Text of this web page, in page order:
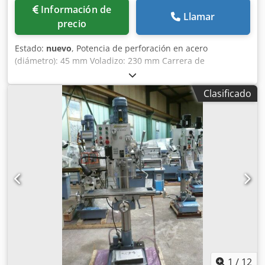
Información de
precio
Llamar
Estado: nuevo, Potencia de perforación en acero
(diámetro): 45 mm Voladizo: 230 mm Carrera de
perforación: 125 mm Cono del husillo: ISO 30 Velocidades
del husillo: 75 - 1600 rpm Diámetro máximo de la fresa: 80
mm Recorrido transversal de la mesa: 560 mm Chodpfx
Aiofg U S Tjdja Recorrido longitudinal de la mesa: 230 mm
Superficie de sujeción de la mesa: 800 x 240 mm Distancia
máxima entre la mesa de trabajo y la nariz del husillo: 460
mm Tensión de conexión: 230 V Consumo total de energía:
1,1 kW Peso de la máquina: aproximadamente 320 kg
Espacio necesario: aproximadamente 1,0 x 0,8 x 1,45 m
Equipamiento: Portabrocas con cono ISO-30 Indicador
digital de profundidad Interruptor de giro a
izquierda/derecha Parada de emergencia Cabezal de
perforación giratorio Protección del husillo Avanse
mediante rueda manual Pequeño maletín de herramientas
Bastidor de la máquina opcional.
Clasificado
1 / 12